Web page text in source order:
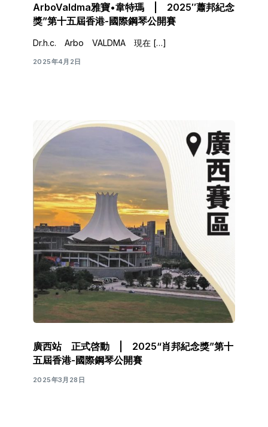
ArboValdma雅寶•韋特瑪 | 2025″蕭邦紀念
獎”第十五屆香港-國際鋼琴公開賽
Dr.h.c. Arbo VALDMA 現在 […]
2025年4月2日
廣西站 正式啓動 | 2025“肖邦紀念獎”第十
五屆香港-國際鋼琴公開賽
2025年3月28日